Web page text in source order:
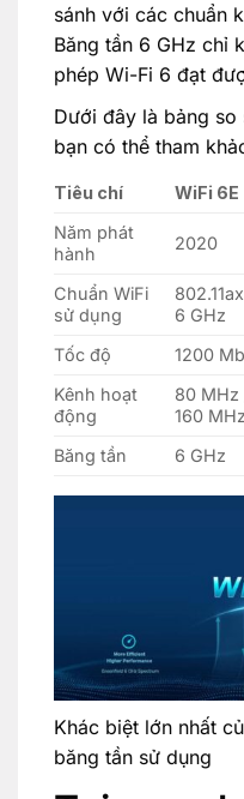
sánh với các chuẩn
Băng tần 6 GHz chỉ
phép Wi-Fi 6 đạt
Dưới đây là bảng so
bạn có thể tham
Tiêu chí WiFi 6E
Năm phát
hành
2020
Chuẩn WiFi
sử dụng
6 GHz
Tốc độ 1200
Kênh hoạt
động
80 MHz
160 MHz
Băng tần
6 GHz
Khác biệt lớn nhất
băng tần sử dụng